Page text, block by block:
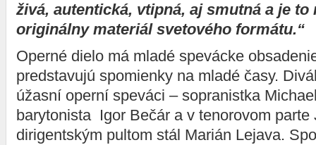
živá, autentická, vtipná, aj smutná a je to
originálny materiál svetového formátu.“
Operné dielo má mladé spevácke
predstavujú spomienky na mladé časy.
úžasní operní speváci – sopranistka
barytonista Igor Bečár a v tenorovom parte
dirigentským pultom stál Marián Lejava.